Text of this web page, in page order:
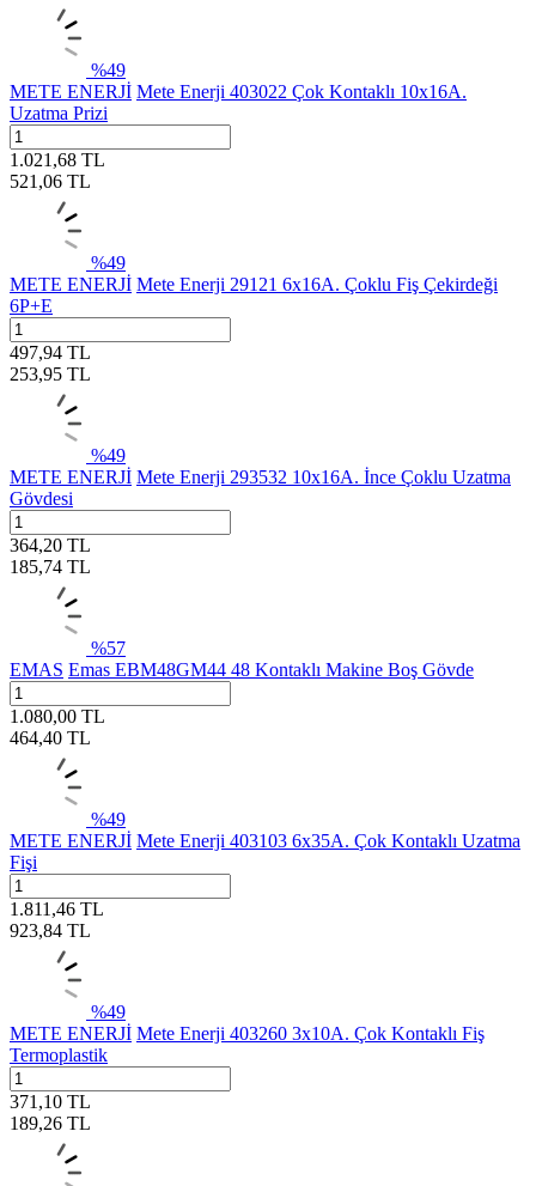
%49
METE ENERJİ Mete Enerji 403022 Çok Kontaklı 10x16A.
Uzatma Prizi
1.021,68 TL
521,06 TL
%49
METE ENERJİ Mete Enerji 29121 6x16A. Çoklu Fiş Çekirdeği
6P+E
497,94 TL
253,95 TL
%49
METE ENERJİ Mete Enerji 293532 10x16A. İnce Çoklu Uzatma
Gövdesi
364,20 TL
185,74 TL
%57
EMAS Emas EBM48GM44 48 Kontaklı Makine Boş Gövde
1.080,00 TL
464,40 TL
%49
METE ENERJİ Mete Enerji 403103 6x35A. Çok Kontaklı Uzatma
Fişi
1.811,46 TL
923,84 TL
%49
METE ENERJİ Mete Enerji 403260 3x10A. Çok Kontaklı Fiş
Termoplastik
371,10 TL
189,26 TL